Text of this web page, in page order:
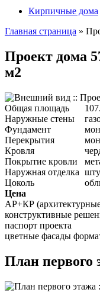
Кирпичные дома
Главная страница »
Проект дома
м2
Общая площадь
Наружные стены
Фундамент
Перекрытия
Кровля
Покрытие кровли
Наружная отделка
Цоколь
Цена
АР+КР
конструктивные
паспорт проекта
цветные фасады
План первого